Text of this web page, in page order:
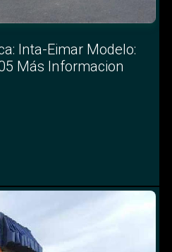
Inta-Eimar Modelo:
Más Informacion